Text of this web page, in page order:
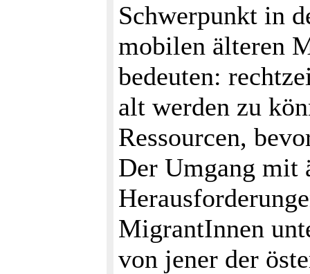
Schwerpunkt in
mobilen älteren
bedeuten:
alt werden zu
Ressourcen,
Der Umgang mit
MigrantInnen
von jener der